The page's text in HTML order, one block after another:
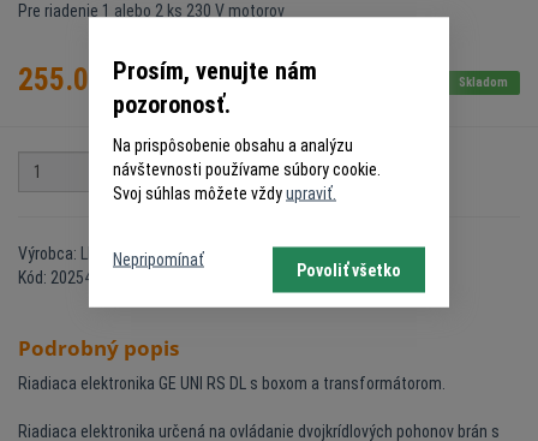
Pre riadenie 1 alebo 2 ks 230 V motorov
255.00 € s DPH Skladom
ks Do košíka
Výrobca: LIFE
Kód: 20254226
Podrobný popis
Riadiaca elektronika GE UNI RS DL s boxom a transformátorom.
Riadiaca elektronika určená na ovládanie dvojkrídlových pohonov brán s
Prosím, venujte nám
pozoronosť.
Na prispôsobenie obsahu a analýzu
návštevnosti používame súbory cookie.
Svoj súhlas môžete vždyupraviť.
Nepripomínať
Povoliť všetko